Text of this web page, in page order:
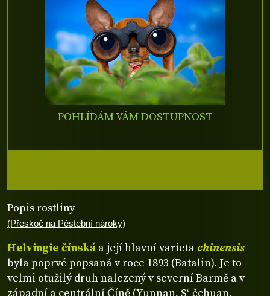
Popis rostliny
(Přeskoč na Pěstební nároky)
Helvingie čínská a její hlavní varieta chinensis
byla poprvé popsaná v roce 1893 (Batalin). Je to
velmi otužilý druh nalezený v severní Barmě a v
západní a centrální Číně (Yunnan, S‘-čchuan,
POHLÍDÁM VÁM DOSTUPNOST